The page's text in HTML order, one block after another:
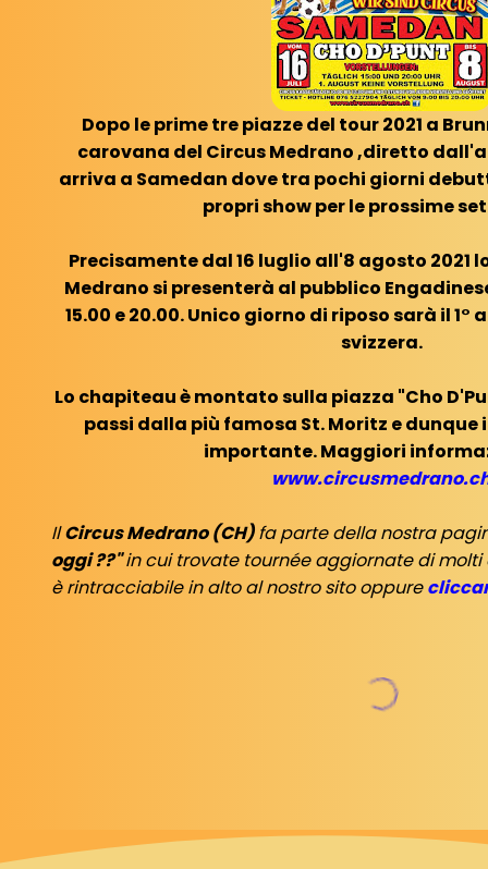
Dopo le prime tre piazze del tour 2021 a
carovana del Circus Medrano ,diretto
arriva a Samedan dove tra pochi giorni
propri show per le prossime
Precisamente dal 16 luglio all'8 agosto 2021
Medrano si presenterà al pubblico
15.00 e 20.00. Unico giorno di riposo sarà il
svizzera.
Lo chapiteau è montato sulla piazza "Cho
passi dalla più famosa St. Moritz e
importante. Maggiori
IlCircus Medrano (CH)fa parte della nostra
oggi ??"in cui trovate tournée aggiornate di
è rintracciabile in alto al nostro sito oppure